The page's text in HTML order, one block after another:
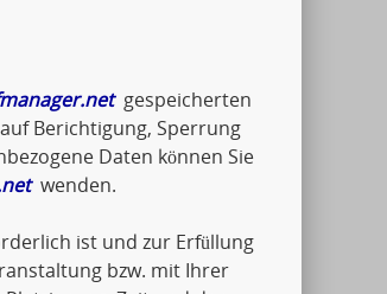
gespeicherten
Berichtigung, Sperrung
Daten können Sie
wenden.
ist und zur Erfüllung
bzw. mit Ihrer